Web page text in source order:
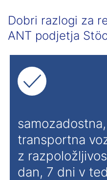
Dobri razlogi za
ANT podjetja
transportna
z
dan, 7 dni v